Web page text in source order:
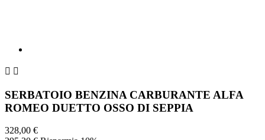
SERBATOIO BENZINA CARBURANTE ALFA
ROMEO DUETTO OSSO DI SEPPIA
328,00 €
295,20 €Risparmia 10%
Tasse incluse
Quantità